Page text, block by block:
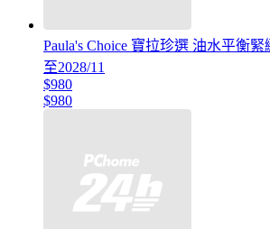
Paula's Choice 寶拉珍選 油水平衡
至2028/11
$980
$980